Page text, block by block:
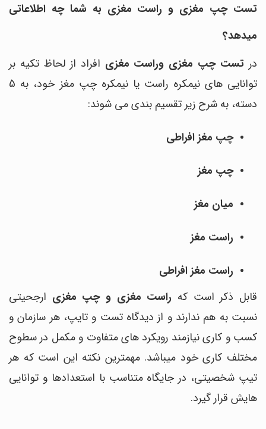
تست چپ مغزی و راست مغزی به شما چه اطلاعاتی
میدهد؟
در تست چپ مغزی وراست مغزی افراد از لحاظ تکیه بر
توانایی هاینیمکره راست یا نیمکره
چپ مغز خود، به 5
دسته، به شرح زیر تقسیم بندی می شوند:
چپ مغز افراطی
چپ مغز
میان مغز
راست مغز
راست مغز افراطی
قابل ذکر است که راست مغزی و چپ مغزی ارجحیتی
نسبت به هم ندارند و از دیدگاه تست و تایپ، هر سازمان و
کسب و کاری نیازمند رویکرد های متفاوت و مکمل در سطوح
مختلف کاری خود میباشد. مهمترین نکته این است که هر
تیپ شخصیتی، در جایگاه متناسب با استعدادها و توانایی
هایش قرار گیرد.